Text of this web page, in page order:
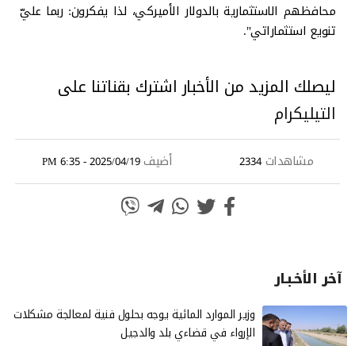
محافظهم الاستثمارية بالدولار الأميركي، لذا يفكرون: ربما عليّ
تنويع استثماراتي".
ليصلك المزيد من الأخبار اشترك بقناتنا على
التيليكرام
مشاهدات2334 أضيف2025/04/19 - 6:35 PM
آخر الأخـبـار
وزير الموارد المائية يوجه بحلول فنية لمعالجة مشكلات
الإرواء في قضاءي بلد والدجيل